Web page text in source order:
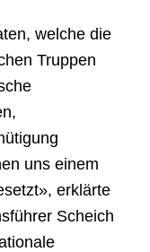
welche die
Truppen
uns einem
erklärte
Scheich